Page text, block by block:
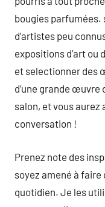
bougies parfumées.
d’artistes peu
expositions d’art ou
et selectionner des
d’une grande œuvre
salon, et vous aurez
conversation !
Prenez note des
soyez amené à
quotidien. Je les